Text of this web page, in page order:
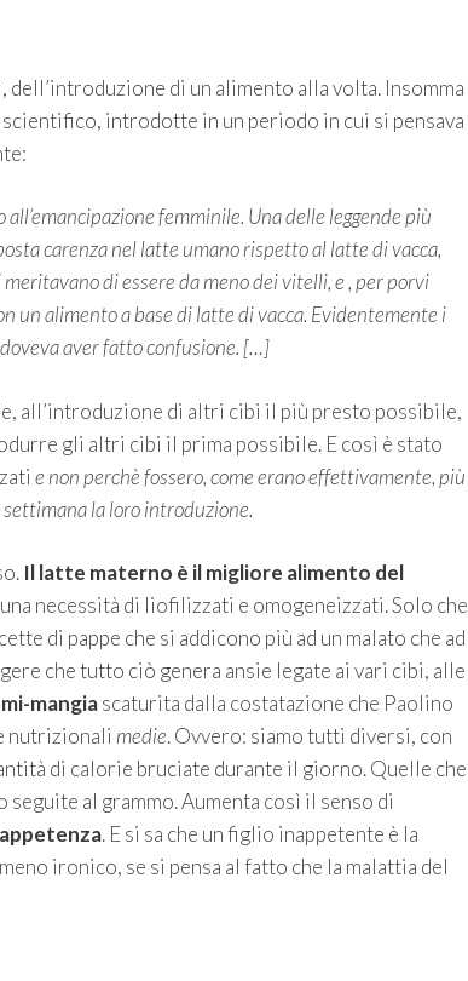
di un alimento alla volta. Insomma
introdotte in un periodo in cui si pensava
femminile. Una delle leggende più
carenza nel latte umano rispetto al latte di vacca,
di essere da meno dei vitelli, e , per porvi
un alimento a base di latte di vacca. Evidentemente i
aver fatto confusione. […]
all’introduzione di altri cibi il più presto possibile,
gli altri cibi il prima possibile. E così è stato
e non perchè fossero, come erano effettivamente, più
la loro introduzione.
Il latte materno è il migliore alimento del
necessità di liofilizzati e omogeneizzati. Solo che
di pappe che si addicono più ad un malato che ad
che tutto ciò genera ansie legate ai vari cibi, alle
mangiascaturita dalla costatazione che Paolino
nutrizionali medie. Ovvero: siamo tutti diversi, con
di calorie bruciate durante il giorno. Quelle che
al grammo. Aumenta così il senso di
. E si sa che un figlio inappetente è la
ironico, se si pensa al fatto che la malattia del